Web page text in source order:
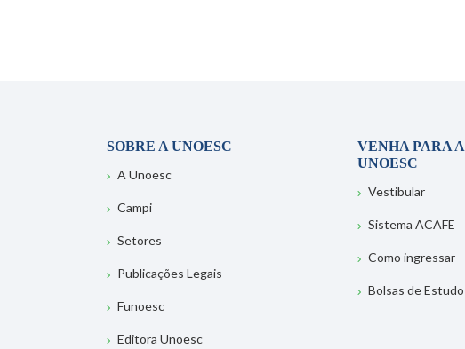
SOBRE A UNOESC
A Unoesc
Campi
Setores
Publicações Legais
Funoesc
Editora Unoesc
VENHA PARA A
UNOESC
Vestibular
Sistema ACAFE
Como ingressar
Bolsas de Estudo